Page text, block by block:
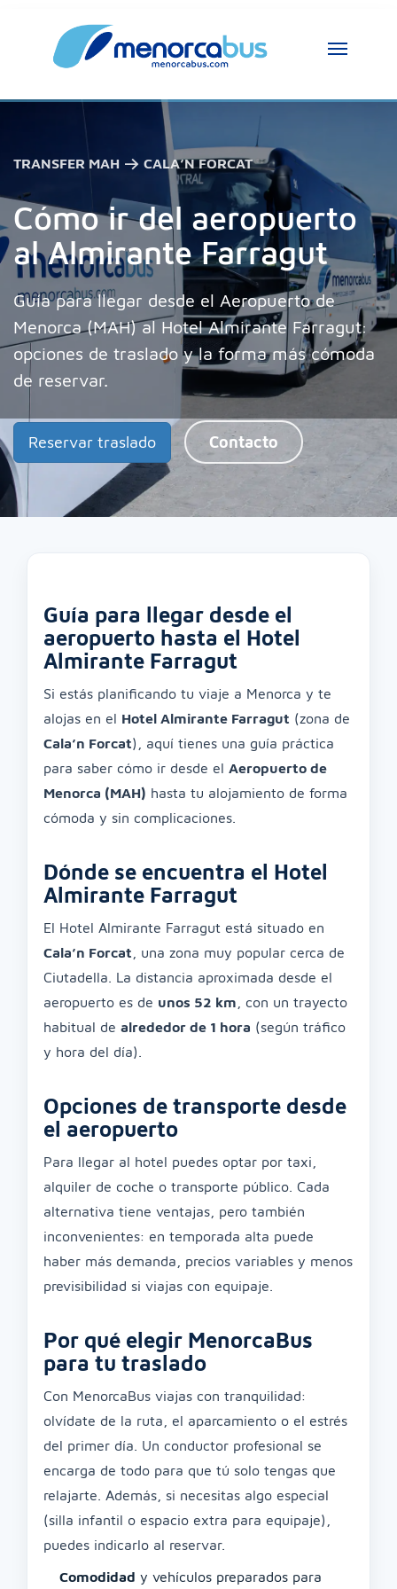
TRANSFER MAH → CALA’N FORCAT
Cómo ir del aeropuerto
al Almirante Farragut
Guía para llegar desde el Aeropuerto de
Menorca (MAH) al Hotel Almirante Farragut:
opciones de traslado y la forma más cómoda
de reservar.
Reservar traslado Contacto
Guía para llegar desde el
aeropuerto hasta el Hotel
Almirante Farragut
Si estás planificando tu viaje a Menorca y te
alojas en el Hotel Almirante Farragut (zona de
Cala’n Forcat), aquí tienes una guía práctica
para saber cómo ir desde el Aeropuerto de
Menorca (MAH) hasta tu alojamiento de forma
cómoda y sin complicaciones.
Dónde se encuentra el Hotel
Almirante Farragut
El Hotel Almirante Farragut está situado en
Cala’n Forcat , una zona muy popular cerca de
Ciutadella. La distancia aproximada desde el
aeropuerto es de unos 52 km , con un trayecto
habitual de alrededor de 1 hora (según tráfico
y hora del día).
Opciones de transporte desde
el aeropuerto
Para llegar al hotel puedes optar por taxi,
alquiler de coche o transporte público. Cada
alternativa tiene ventajas, pero también
inconvenientes: en temporada alta puede
haber más demanda, precios variables y menos
previsibilidad si viajas con equipaje.
Por qué elegir MenorcaBus
para tu traslado
Con MenorcaBus viajas con tranquilidad:
olvídate de la ruta, el aparcamiento o el estrés
del primer día. Un conductor profesional se
encarga de todo para que tú solo tengas que
relajarte. Además, si necesitas algo especial
(silla infantil o espacio extra para equipaje),
puedes indicarlo al reservar.
Comodidad y vehículos preparados para